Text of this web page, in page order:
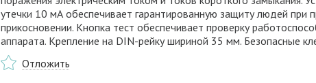
утечки 10 мА обеспечивает гарантированную защиту людей при
прикосновении. Кнопка тест обеспечивает проверку
аппарата. Крепление на DIN-рейку шириной 35 мм. Безопасные
Отложить